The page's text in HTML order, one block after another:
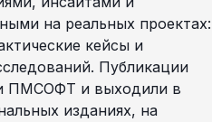
на реальных проектах:
кейсы и
Публикации
ПМСОФТ и выходили в
изданиях, на